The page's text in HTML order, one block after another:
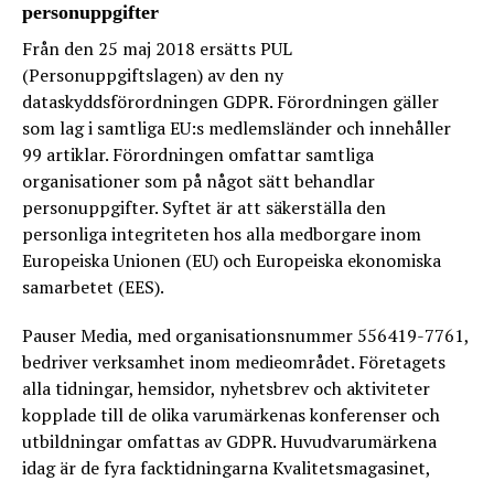
personuppgifter
Från den 25 maj 2018 ersätts PUL
(Personuppgiftslagen) av den ny
dataskyddsförordningen GDPR. Förordningen gäller
som lag i samtliga EU:s medlemsländer och innehåller
99 artiklar. Förordningen omfattar samtliga
organisationer som på något sätt behandlar
personuppgifter. Syftet är att säkerställa den
personliga integriteten hos alla medborgare inom
Europeiska Unionen (EU) och Europeiska ekonomiska
samarbetet (EES).
Pauser Media, med organisationsnummer 556419-7761,
bedriver verksamhet inom medieområdet. Företagets
alla tidningar, hemsidor, nyhetsbrev och aktiviteter
kopplade till de olika varumärkenas konferenser och
utbildningar omfattas av GDPR. Huvudvarumärkena
idag är de fyra facktidningarna Kvalitetsmagasinet,